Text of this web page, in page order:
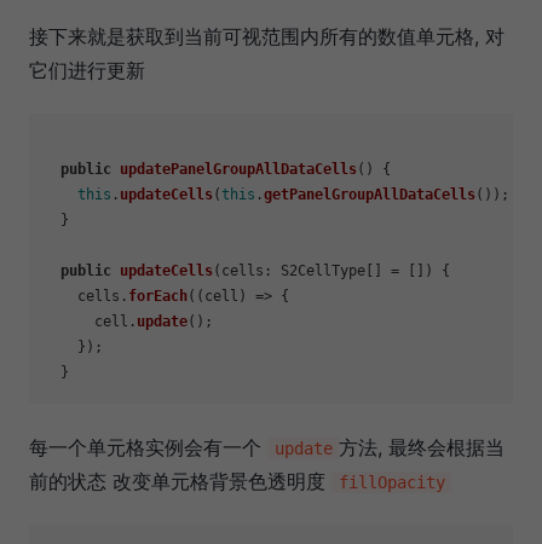
接下来就是获取到当前可视范围内所有的数值单元格, 对
它们进行更新
public updatePanelGroupAllDataCells ( ) {
this . updateCells (this .getPanelGroupAllDataCells ());
  }
public updateCells ( cells: S2CellType[] = [] ) {
    cells.
forEach( ( cell ) => {
      cell.
update();
    });
每一个单元格实例会有一个 update 方法, 最终会根据当
前的状态 改变单元格背景色透明度
fillOpacity